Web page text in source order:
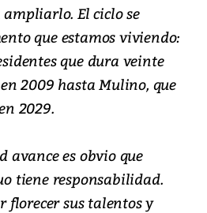
El ciclo se
que estamos viviendo:
que dura veinte
2009 hasta Mulino, que
2029.
avance es obvio que
tiene responsabilidad.
florecer sus talentos y